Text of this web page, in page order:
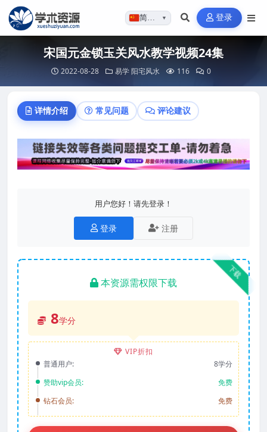
简体…▼ 登录
宋国元金锁玉关风水教学视频24集
2022-08-28 易学阳宅风水 116 0
详情介绍 常见问题 评论建议
用户您好！请先登录！
登录 注册
下载
本资源需权限下载
8学分
VIP折扣
普通用户:
8学分
赞助vip会员:
免费
钻石会员:
免费